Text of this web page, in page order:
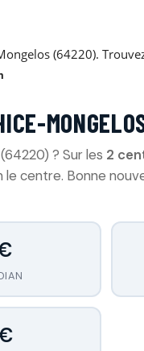
(64220).
? Sur les 2
centre. Bonne